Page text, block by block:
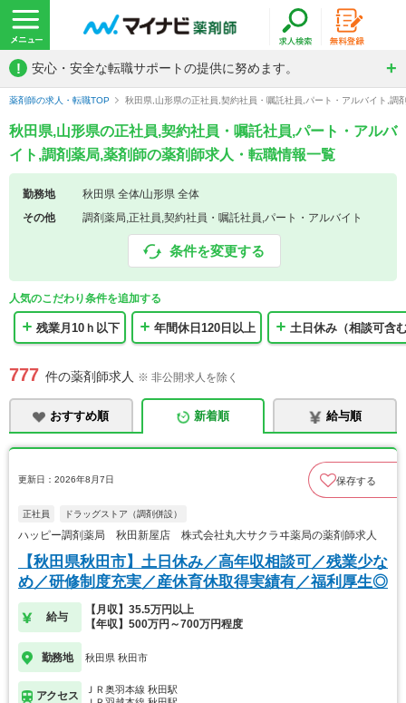
! 安心・安全な転職サポートの提供に努めます。
薬剤師の求人・転職TOP 秋田県,山形県の正社員,契約社員・嘱託社員,パート・アルバイト,調
秋田県,山形県の正社員,契約社員・嘱託社員,パート・アルバ
イト,調剤薬局,薬剤師の薬剤師求人・転職情報一覧
勤務地
秋田県 全体/山形県 全体
その他
調剤薬局,正社員,契約社員・嘱託社員,パート・アルバイト
条件を変更する
人気のこだわり条件を追加する
残業月10ｈ以下 年間休日120日以上 土日休み（相談可含
777 件の薬剤師求人 ※ 非公開求人を除く
おすすめ順 新着順 給与順
更新日：2026年8月7日 保存する
正社員 ドラッグストア（調剤併設）
ハッピー調剤薬局 秋田新屋店 株式会社丸大サクラヰ薬局の薬剤師求人
【秋田県秋田市】土日休み／高年収相談可／残業少な
め／研修制度充実／産休育休取得実績有／福利厚生◎
給与
【月収】35.5万円以上
【年収】500万円～700万円程度
勤務地 秋田県 秋田市
アクセス
ＪＲ奥羽本線 秋田駅